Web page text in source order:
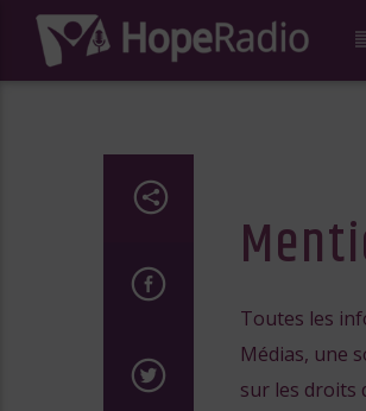
Toutes les
Médias, une
sur les droits